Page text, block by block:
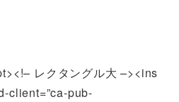
レクタングル大 –><ins
pub-